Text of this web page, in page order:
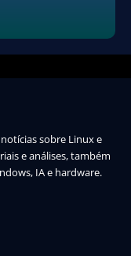
sobre Linux e
e análises, também
IA e hardware.